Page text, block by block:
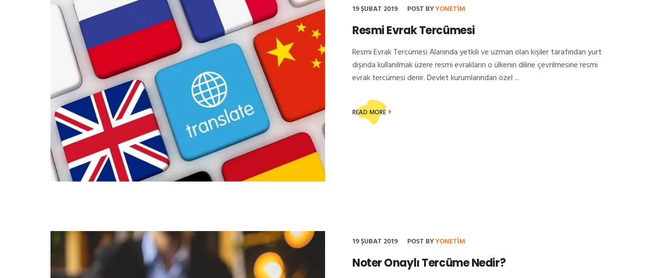
19 ŞUBAT 2019 POST BYYONETIM
Resmi Evrak Tercümesi
Resmi Evrak Tercümesi Alanında yetkili ve uzman olan kişiler tarafından yurt
dışında kullanılmak üzere resmi evrakların o ülkenin diline çevrilmesine resmi
evrak tercümesi denir. Devlet kurumlarından özel ...
READ MORE
19 ŞUBAT 2019 POST BYYONETIM
Noter Onaylı Tercüme Nedir?